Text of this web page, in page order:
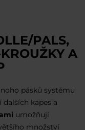
PALS,
A
pásků systému
kapes a
umožňují
množství